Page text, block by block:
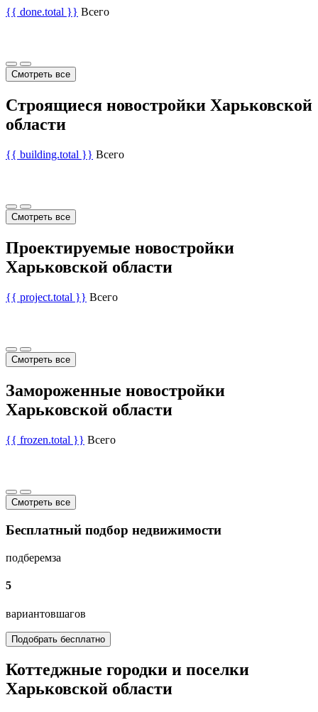
{{ done.total }} Всего
Смотреть все
Строящиеся новостройки Харьковской
области
{{ building.total }} Всего
Смотреть все
Проектируемые новостройки
Харьковской области
{{ project.total }} Всего
Смотреть все
Замороженные новостройки
Харьковской области
{{ frozen.total }} Всего
Смотреть все
Бесплатный подбор недвижимости
подберемза
5
вариантовшагов
Подобрать бесплатно
Коттеджные городки и поселки
Харьковской области